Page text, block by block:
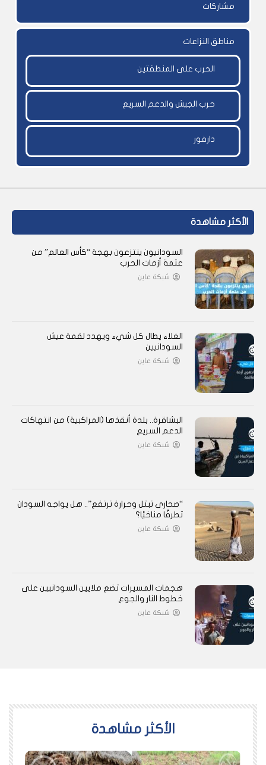
مشاركات
مناطق النزاعات
الحرب على المنطقتين
حرب الجيش والدعم السريع
دارفور
الأكثر مشاهدة
السودانيون ينتزعون بهجة “كأس العالم” من
عتمة أزمات الحرب
شبكة عاين
الغلاء يطال كل شيء ويهدد لقمة عيش
السودانيين
شبكة عاين
البشاقرة.. بلدة أنقذها (المراكبية) من انتهاكات
الدعم السريع
شبكة عاين
“صحارى تبتل وحرارة ترتفع”.. هل يواجه السودان
تطرفًا مناخيًا؟
شبكة عاين
هجمات المسيرات تضع ملايين السودانيين على
خطوط النار والجوع
شبكة عاين
اﻷكثر مشاهدة